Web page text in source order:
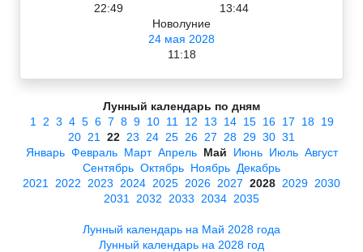
22:49
13:44
Новолуние
24 мая 2028
11:18
Лунный календарь по дням
1
2 3 4 5 6 7 8 9 10 11 12 13 14 15 16 17 18 19
20 21 22 23 24 25 26 27 28 29 30 31
Январь Февраль Март Апрель Май Июнь Июль Август
Сентябрь Октябрь Ноябрь Декабрь
2021
2022 2023 2024 2025 2026 2027 2028 2029 2030
2031
2032 2033 2034 2035
Лунный календарь на Май 2028 года
Лунный календарь на 2028 год